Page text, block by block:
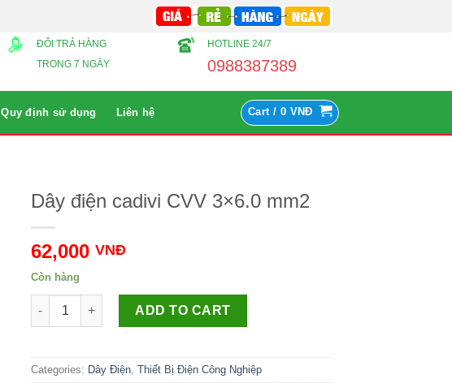
ĐỔI TRẢ HÀNG
TRONG 7 NGÀY
HOTLINE 24/7
0988387389
Quy định sử dụng Liên hệ Cart / 0 VNĐ
Dây điện cadivi CVV 3×6.0 mm2
62,000VNĐ
Còn hàng
Dây điện cadivi CVV 3×6.0 mm2 Số lượng
ADD TO CART
Categories: Dây Điện ,Thiết Bị Điện Công Nghiệp